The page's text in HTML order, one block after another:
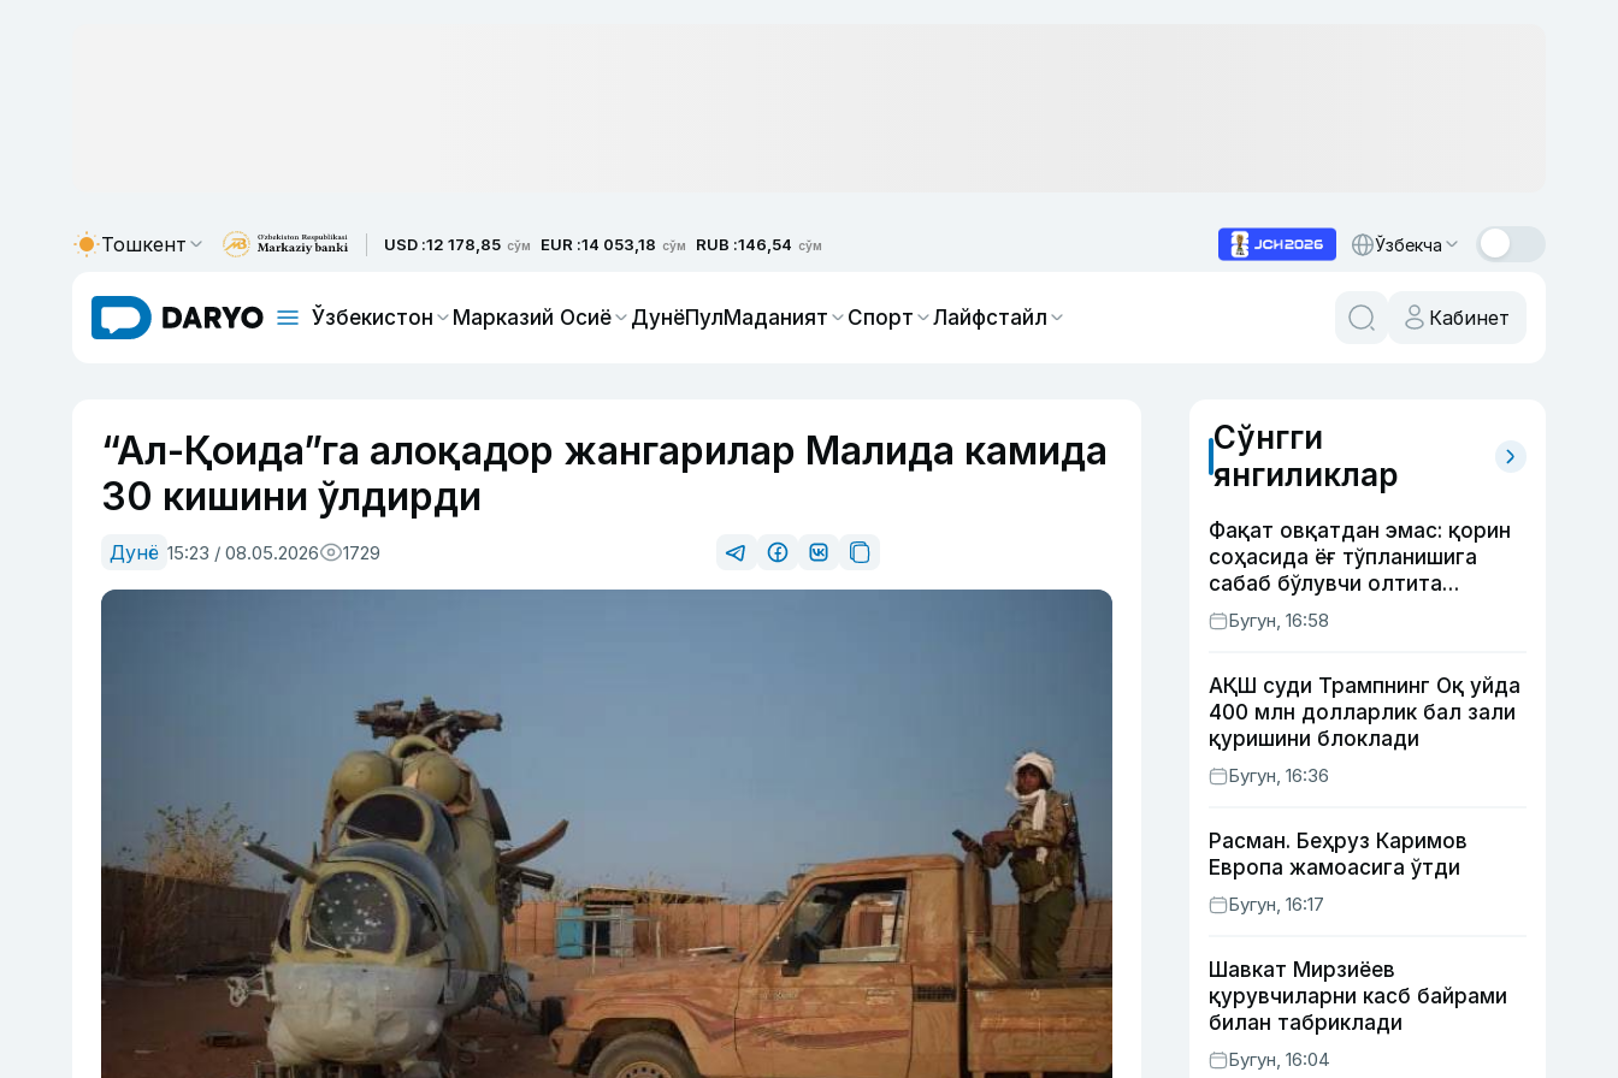
Тошкент USD :12 178,85 сўм EUR :14 053,18 сўм RUB :146,54 сўм Ўзбекча
Ўзбекистон Марказий Осиё ДунёПулМаданият Спорт Лайфстайл Кабинет
“Ал-Қоида”га алоқадор жангарилар Малида камида
30 кишини ўлдирди
Дунё 15:23 / 08.05.2026 1729
Сўнгги
янгиликлар
Фақат овқатдан эмас: қорин
соҳасида ёғ тўпланишига
сабаб бўлувчи олтита
зарарли одат
Бугун, 16:58
АҚШ суди Трампнинг Оқ уйда
400 млн долларлик бал зали
қуришини блоклади
Бугун, 16:36
Расман. Беҳруз Каримов
Европа жамоасига ўтди
Бугун, 16:17
Шавкат Мирзиёев
қурувчиларни касб байрами
билан табриклади
Бугун, 16:04